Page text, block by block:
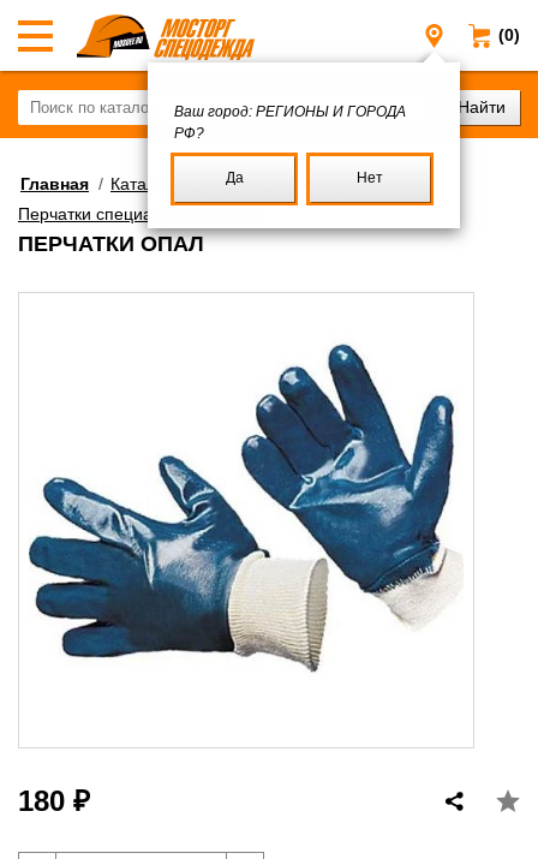
(0)
Регионы
Ваш город: РЕГИОНЫ И ГОРОДА
РФ?
Да Нет
Главная / Каталог Средства защиты рук/
Перчатки специализированные
ПЕРЧАТКИ ОПАЛ
180 ₽